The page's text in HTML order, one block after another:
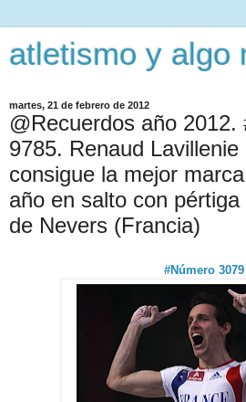
atletismo y algo
martes, 21 de febrero de 2012
@Recuerdos año 2012.
9785. Renaud Lavillenie
consigue la mejor
año en salto con
de Nevers (Francia)
#Número 3079